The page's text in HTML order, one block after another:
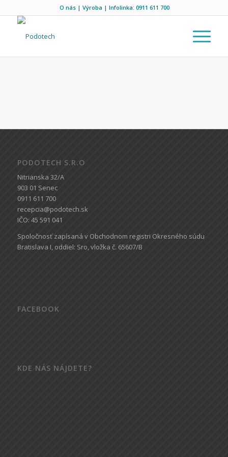
O nás| Výroba | Infolinka: 0911 611 700
PODOTECH S.R.O
Nitrianska 32/A
903 01 Senec
0911 611 700
recepcia@podotech.sk
IČO: 45 591 041
Spoločnosť zapísaná v Obchodnom registri Okresného súdu
Bratislava I, oddiel: Sro, vložka č. 65607/B
FACEBOOK
KDE NÁS NÁJDETE?